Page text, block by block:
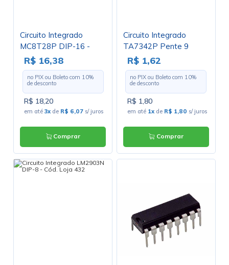
Circuito Integrado
MC8T28P DIP-16 -
Freescale
R$ 16,38
no PIX ou Boleto com 10%
de desconto
R$ 18,20
em até3x de R$ 6,07 s/ juros
Comprar
Circuito Integrado
TA7342P Pente 9
Pinos - Cód. Loja 2111
R$ 1,62
no PIX ou Boleto com 10%
de desconto
R$ 1,80
em até 1x de R$ 1,80 s/ juros
Comprar